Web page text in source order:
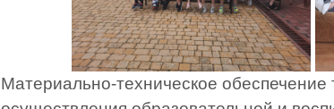
Материально-техническое